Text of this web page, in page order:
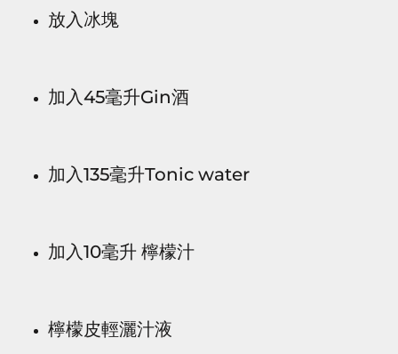
放入冰塊
加入45毫升Gin酒
加入135毫升Tonic water
加入10毫升 檸檬汁
檸檬皮輕灑汁液